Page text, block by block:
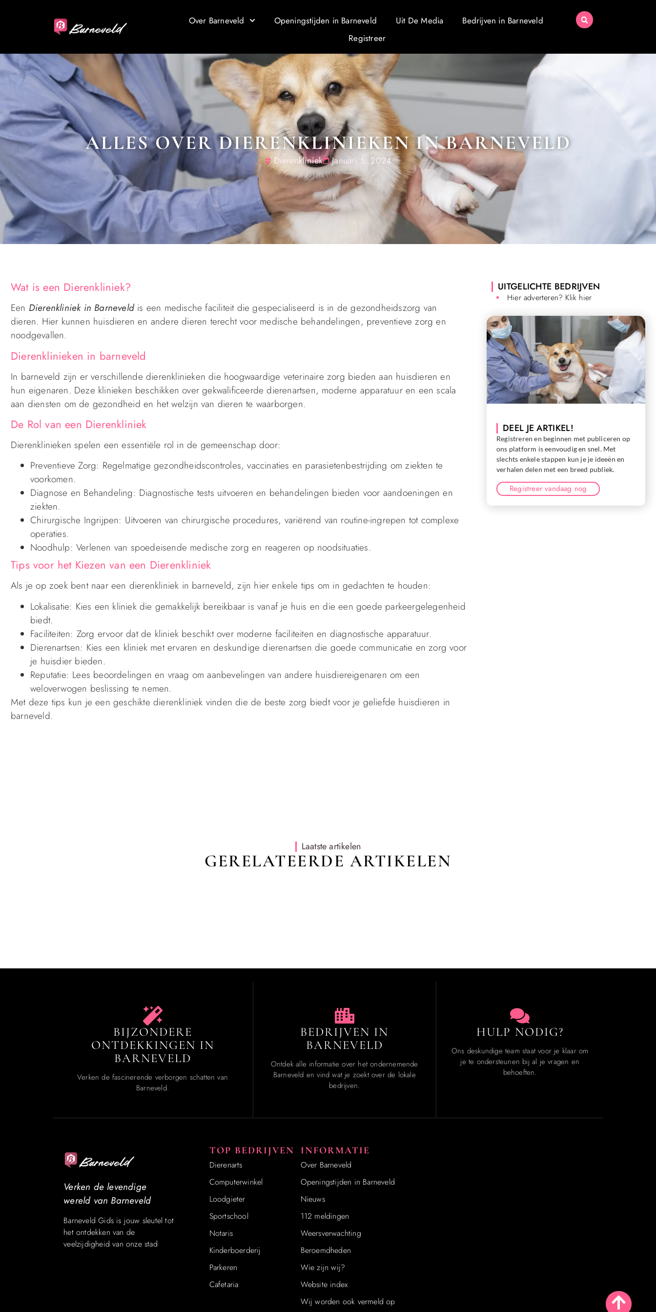
Over Barneveld Openingstijden in Barneveld Uit De Media
Bedrijven in Barneveld
Registreer
ALLES OVER DIERENKLINIEKEN IN BARNEVELD
Dierenkliniek Januari 5, 2024
Wat is een Dierenkliniek?
Een Dierenkliniek in Barneveldis een medische faciliteit die gespecialiseerd is in de gezondheidszorg van
dieren. Hier kunnen huisdieren en andere dieren terecht voor medische behandelingen, preventieve zorg en
noodgevallen.
Dierenklinieken in barneveld
In barneveld zijn er verschillende dierenklinieken die hoogwaardige veterinaire zorg bieden aan huisdieren en
hun eigenaren. Deze klinieken beschikken over gekwalificeerde dierenartsen, moderne apparatuur en een scala
aan diensten om de gezondheid en het welzijn van dieren te waarborgen.
De Rol van een Dierenkliniek
Dierenklinieken spelen een essentiële rol in de gemeenschap door:
Preventieve Zorg: Regelmatige gezondheidscontroles, vaccinaties en parasietenbestrijding om ziekten te
voorkomen.
Diagnose en Behandeling: Diagnostische tests uitvoeren en behandelingen bieden voor aandoeningen en
ziekten.
Chirurgische Ingrijpen: Uitvoeren van chirurgische procedures, variërend van routine-ingrepen tot complexe
operaties.
Noodhulp: Verlenen van spoedeisende medische zorg en reageren op noodsituaties.
Tips voor het Kiezen van een Dierenkliniek
Als je op zoek bent naar een dierenkliniek in barneveld, zijn hier enkele tips om in gedachten te houden:
Lokalisatie: Kies een kliniek die gemakkelijk bereikbaar is vanaf je huis en die een goede parkeergelegenheid
biedt.
Faciliteiten: Zorg ervoor dat de kliniek beschikt over moderne faciliteiten en diagnostische apparatuur.
Dierenartsen: Kies een kliniek met ervaren en deskundige dierenartsen die goede communicatie en zorg voor
je huisdier bieden.
Reputatie: Lees beoordelingen en vraag om aanbevelingen van andere huisdiereigenaren om een
weloverwogen beslissing te nemen.
Met deze tips kun je een geschikte dierenkliniek vinden die de beste zorg biedt voor je geliefde huisdieren in
barneveld.
UITGELICHTE BEDRIJVEN
Hier adverteren? Klik hier
DEEL JE ARTIKEL!
Registreren en beginnen met publiceren op
ons platform is eenvoudig en snel. Met
slechts enkele stappen kun je je ideeën en
verhalen delen met een breed publiek.
Registreer vandaag nog
Laatste artikelen
GERELATEERDE ARTIKELEN
BIJZONDERE
ONTDEKKINGEN IN
BARNEVELD
Verken de fascinerende verborgen schatten van
Barneveld.
BEDRIJVEN IN
BARNEVELD
Ontdek alle informatie over het ondernemende
Barneveld en vind wat je zoekt over de lokale
bedrijven.
HULP NODIG?
Ons deskundige team staat voor je klaar om
je te ondersteunen bij al je vragen en
behoeften.
INFORMATIE
Over Barneveld
Openingstijden in Barneveld
Nieuws
112 meldingen
Weersverwachting
Beroemdheden
Wie zijn wij?
Website index
Wij worden ook vermeld op
TOP BEDRIJVEN
Dierenarts
Computerwinkel
Loodgieter
Sportschool
Notaris
Kinderboerderij
Parkeren
Cafetaria
Verken de levendige
wereld van Barneveld
Barneveld Gids is jouw sleutel tot
het ontdekken van de
veelzijdigheid van onze stad